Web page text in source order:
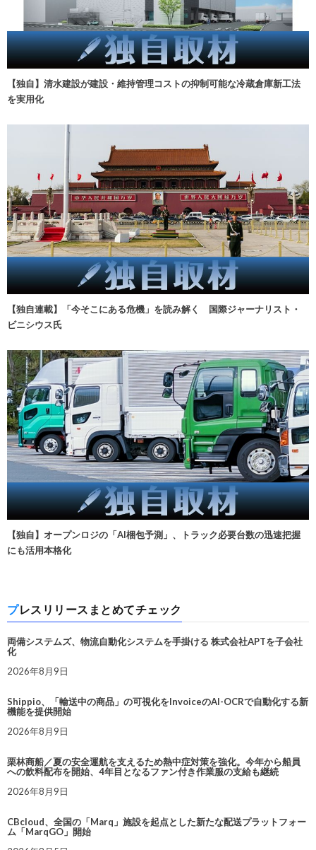
【独自】清水建設が建設・維持管理コストの抑制可能な冷蔵倉庫新工法
を実用化
【独自連載】「今そこにある危機」を読み解く 国際ジャーナリスト・
ビニシウス氏
【独自】オープンロジの「AI梱包予測」、トラック必要台数の迅速把握
にも活用本格化
プレスリリースまとめてチェック
両備システムズ、物流自動化システムを手掛ける 株式会社APTを子会社
化
2026年8月9日
Shippio、「輸送中の商品」の可視化をInvoiceのAI-OCRで自動化する新
機能を提供開始
2026年8月9日
栗林商船／夏の安全運航を支えるため熱中症対策を強化。今年から船員
への飲料配布を開始、4年目となるファン付き作業服の支給も継続
2026年8月9日
CBcloud、全国の「Marq」施設を起点とした新たな配送プラットフォー
ム「MarqGO」開始